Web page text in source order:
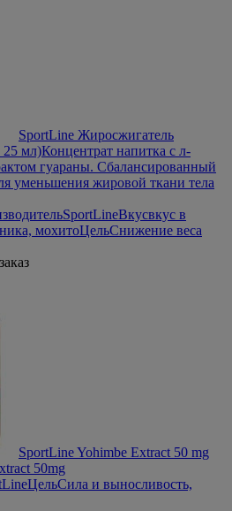
SportLine Жиросжигатель
25 мл)Концентрат напитка с л-
гуараны. Сбалансированный
уменьшения жировой ткани тела
SportLineВкусвкус в
мохитоЦельСнижение веса
SportLine Yohimbe Extract 50 mg
50mg
ЦельСила и выносливость,